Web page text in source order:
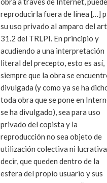
reproducirla fuera de línea […]
su uso privado al amparo del
31.2 del TRLPI. En principio y
acudiendo a una interpretación
literal del precepto, esto es así,
siempre que la obra se
divulgada (y como ya se ha
toda obra que se pone en
se ha divulgado), sea para uso
privado del copista y la
reproducción no sea objeto de
utilización colectiva ni
decir, que queden dentro de la
esfera del propio usuario y sus